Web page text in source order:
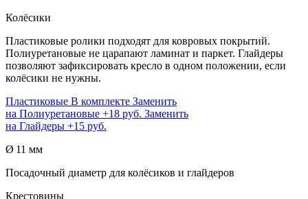
Колёсики
Пластиковые ролики подходят для ковровых покрытий.
Полиуретановые не царапают ламинат и паркет. Глайдеры
позволяют зафиксировать кресло в одном положении, если
колёсики не нужны.
Пластиковые В комплекте Заменить
на Полиуретановые +18 руб. Заменить
на Глайдеры +15 руб.
Ø 11 мм
Посадочный диаметр для колёсиков и глайдеров
Крестовины